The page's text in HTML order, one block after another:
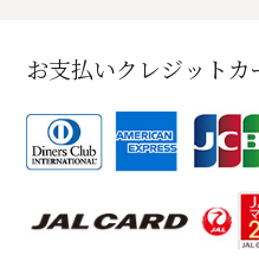
お支払いクレジットカ